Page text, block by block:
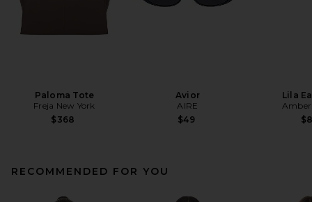
Paloma Tote
Freja New York
$368
Avior
AIRE
$49
Lila
Amber
RECOMMENDED FOR YOU